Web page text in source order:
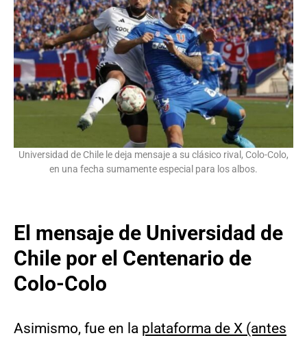
Universidad de Chile le deja mensaje a su clásico rival, Colo-Colo,
en una fecha sumamente especial para los albos.
El mensaje de Universidad de
Chile por el Centenario de
Colo-Colo
Asimismo, fue en la plataforma de X (antes